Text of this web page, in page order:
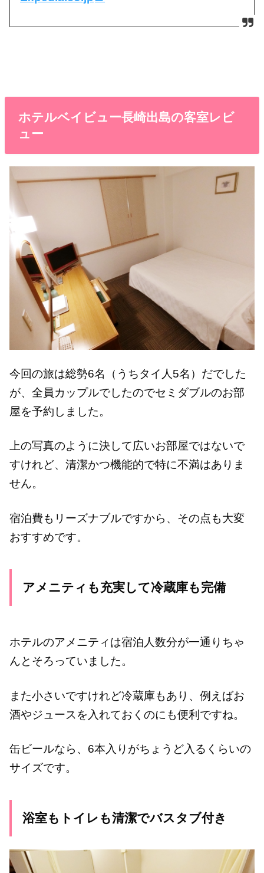
ホテルベイビュー長崎出島の客室レビ
ュー
今回の旅は総勢6名（うちタイ人5名）だでした
が、全員カップルでしたのでセミダブルのお部
屋を予約しました。
上の写真のように決して広いお部屋ではないで
すけれど、清潔かつ機能的で特に不満はありま
せん。
宿泊費もリーズナブルですから、その点も大変
おすすめです。
アメニティも充実して冷蔵庫も完備
ホテルのアメニティは宿泊人数分が一通りちゃ
んとそろっていました。
また小さいですけれど冷蔵庫もあり、例えばお
酒やジュースを入れておくのにも便利ですね。
缶ビールなら、6本入りがちょうど入るくらいの
サイズです。
浴室もトイレも清潔でバスタブ付き